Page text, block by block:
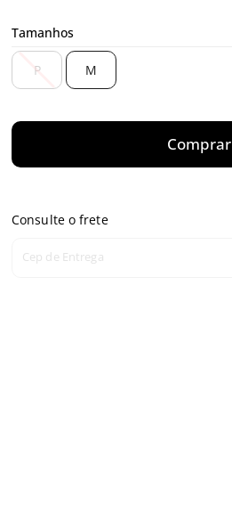
Tamanhos
P M
Comprar
Consulte o frete
Cep de Entrega